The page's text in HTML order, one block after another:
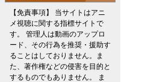
【免責事項】 当サイトはアニ
メ視聴に関する指標サイトで
す。 管理人は動画のアップロ
ード、その行為を推奨・援助す
ることはしておりません。ま
た、著作権などの侵害を目的と
するものでもありません。 ま